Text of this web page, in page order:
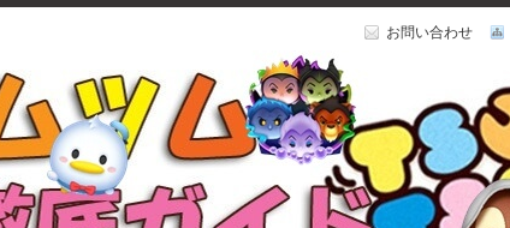
お問い合わせ
ザ徹底ガイド
イベント・ピックアップ・
丁寧に解説！ツムツムを12